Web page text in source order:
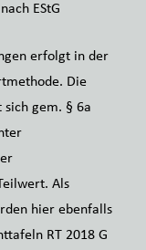
EStG
erfolgt in der
Die
gem. § 6a
Als
hier ebenfalls
RT 2018 G